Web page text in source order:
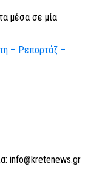
μέσα σε μία
info@kretenews.gr